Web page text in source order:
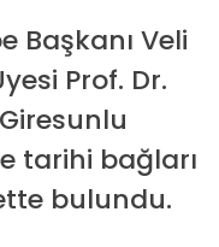
Başkanı Veli
Prof. Dr.
tarihi bağları
bulundu.